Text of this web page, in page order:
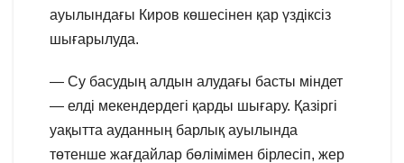
ауылындағы Киров көшесінен қар үздіксіз
шығарылуда.
— Су басудың алдын алудағы басты міндет
— елді мекендердегі қарды шығару. Қазіргі
уақытта ауданның барлық ауылында
төтенше жағдайлар бөлімімен бірлесіп, жер